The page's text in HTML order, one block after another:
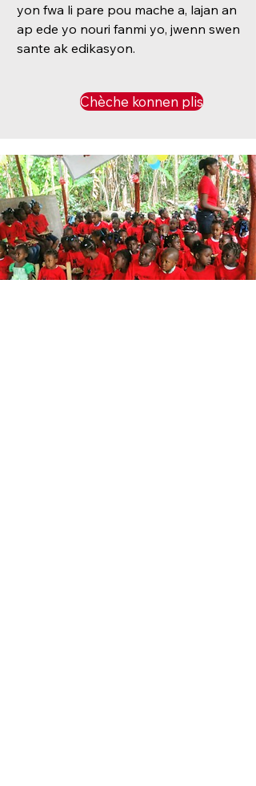
yon fwa li pare pou mache a, lajan an
ap ede yo nouri fanmi yo, jwenn swen
sante ak edikasyon.
Chèche konnen plis